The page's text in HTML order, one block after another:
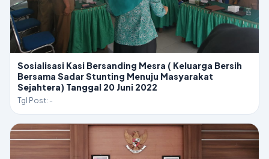
Sosialisasi Kasi Bersanding Mesra ( Keluarga Bersih
Bersama Sadar Stunting Menuju Masyarakat
Sejahtera) Tanggal 20 Juni 2022
Tgl Post: -